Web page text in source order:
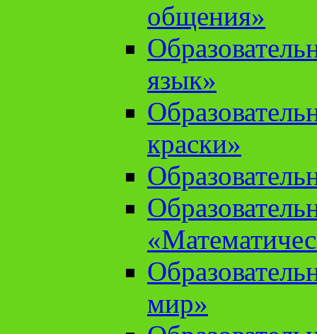
общения»
язык»
краски»
мир»